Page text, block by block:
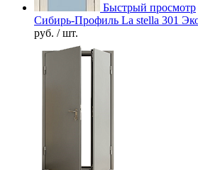
Быстрый просмотр
Сибирь-Профиль La stella 301
руб. / шт.